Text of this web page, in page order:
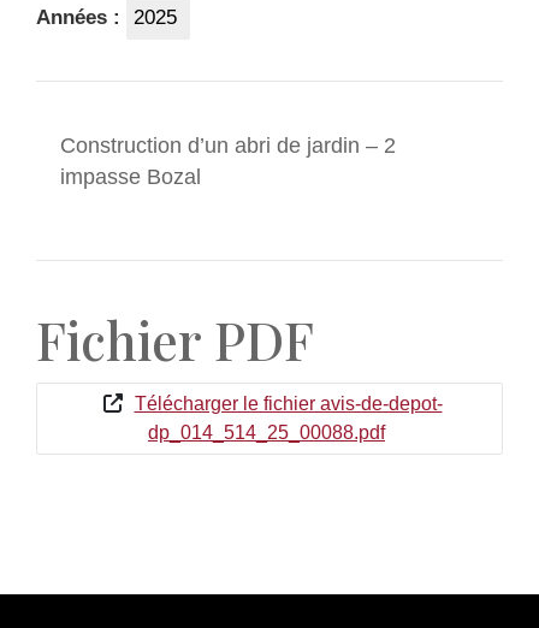
Années : 2025
Construction d’un abri de jardin – 2
impasse Bozal
Fichier PDF
Télécharger le fichier avis-de-depot-
dp_014_514_25_00088.pdf